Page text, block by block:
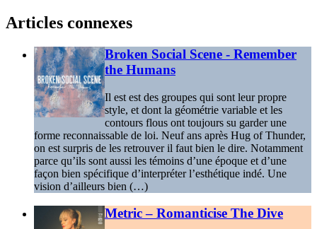
Articles connexes
Broken Social Scene - Remember
the Humans
Il est est des groupes qui sont leur propre
style, et dont la géométrie variable et les
contours flous ont toujours su garder une
forme reconnaissable de loi. Neuf ans après Hug of Thunder,
on est surpris de les retrouver il faut bien le dire. Notamment
parce qu’ils sont aussi les témoins d’une époque et d’une
façon bien spécifique d’interpréter l’esthétique indé. Une
vision d’ailleurs bien (…)
Metric – Romanticise The Dive